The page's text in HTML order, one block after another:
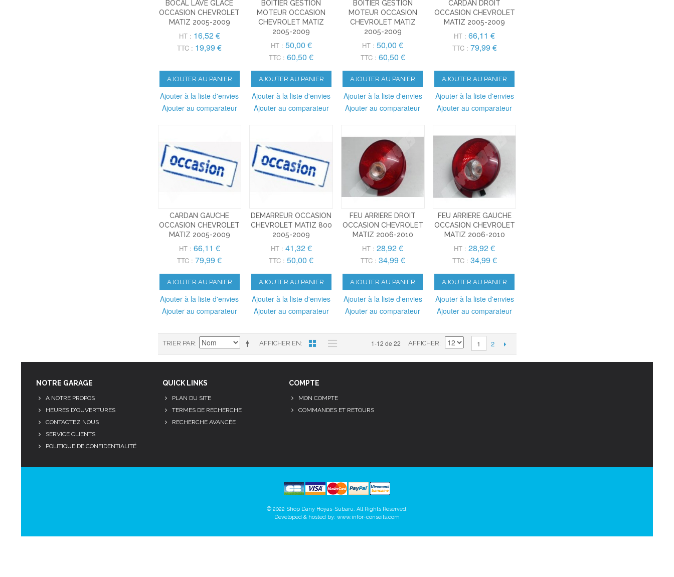
BOCAL LAVE GLACE
OCCASION CHEVROLET
MATIZ 2005-2009
HT : 16,52 €
TTC : 19,99 €
AJOUTER AU PANIER
Ajouter à la liste d'envies
Ajouter au comparateur
BOITIER GESTION
MOTEUR OCCASION
CHEVROLET MATIZ
2005-2009
HT : 50,00 €
TTC : 60,50 €
AJOUTER AU PANIER
Ajouter à la liste d'envies
Ajouter au comparateur
BOITIER GESTION
MOTEUR OCCASION
CHEVROLET MATIZ
2005-2009
HT : 50,00 €
TTC : 60,50 €
AJOUTER AU PANIER
Ajouter à la liste d'envies
Ajouter au comparateur
CARDAN DROIT
OCCASION CHEVROLET
MATIZ 2005-2009
HT : 66,11 €
TTC : 79,99 €
AJOUTER AU PANIER
Ajouter à la liste d'envies
Ajouter au comparateur
CARDAN GAUCHE
OCCASION CHEVROLET
MATIZ 2005-2009
HT : 66,11 €
TTC : 79,99 €
AJOUTER AU PANIER
Ajouter à la liste d'envies
Ajouter au comparateur
DEMARREUR OCCASION
CHEVROLET MATIZ 800
2005-2009
HT : 41,32 €
TTC : 50,00 €
AJOUTER AU PANIER
Ajouter à la liste d'envies
Ajouter au comparateur
FEU ARRIERE DROIT
OCCASION CHEVROLET
MATIZ 2006-2010
HT : 28,92 €
TTC : 34,99 €
AJOUTER AU PANIER
Ajouter à la liste d'envies
Ajouter au comparateur
FEU ARRIERE GAUCHE
OCCASION CHEVROLET
MATIZ 2006-2010
HT : 28,92 €
TTC : 34,99 €
AJOUTER AU PANIER
Ajouter à la liste d'envies
Ajouter au comparateur
AFFICHER EN
TRIER PAR 1-12 de 22 AFFICHER 1 2
NOTRE GARAGE
A NOTRE PROPOS
HEURES D'OUVERTURES
CONTACTEZ NOUS
SERVICE CLIENTS
POLITIQUE DE CONFIDENTIALITÉ
QUICK LINKS
PLAN DU SITE
TERMES DE RECHERCHE
RECHERCHE AVANCÉE
COMPTE
MON COMPTE
COMMANDES ET RETOURS
© 2022 Shop Dany Hoyas-Subaru. All Rights Reserved.
Developed & hosted by: www.infor-conseils.com